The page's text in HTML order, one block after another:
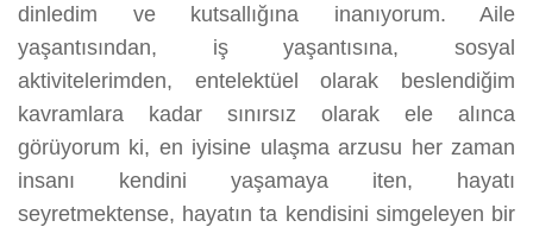
dinledim ve kutsallığına inanıyorum. Aile
yaşantısından, iş yaşantısına, sosyal
aktivitelerimden, entelektüel olarak beslendiğim
kavramlara kadar sınırsız olarak ele alınca
görüyorum ki, en iyisine ulaşma arzusu her zaman
insanı kendini yaşamaya iten, hayatı
seyretmektense, hayatın ta kendisini simgeleyen bir